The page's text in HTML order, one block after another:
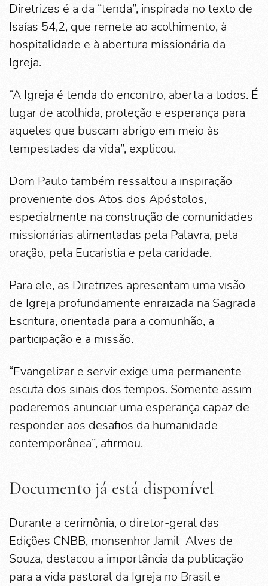
Diretrizes é a da “tenda”, inspirada no texto de
Isaías 54,2, que remete ao acolhimento, à
hospitalidade e à abertura missionária da
Igreja.
“A Igreja é tenda do encontro, aberta a todos. É
lugar de acolhida, proteção e esperança para
aqueles que buscam abrigo em meio às
tempestades da vida”, explicou.
Dom Paulo também ressaltou a inspiração
proveniente dos Atos dos Apóstolos,
especialmente na construção de comunidades
missionárias alimentadas pela Palavra, pela
oração, pela Eucaristia e pela caridade.
Para ele, as Diretrizes apresentam uma visão
de Igreja profundamente enraizada na Sagrada
Escritura, orientada para a comunhão, a
participação e a missão.
“Evangelizar e servir exige uma permanente
escuta dos sinais dos tempos. Somente assim
poderemos anunciar uma esperança capaz de
responder aos desafios da humanidade
contemporânea”, afirmou.
Documento já está disponível
Durante a cerimônia, o diretor-geral das
Edições CNBB, monsenhor Jamil Alves de
Souza, destacou a importância da publicação
para a vida pastoral da Igreja no Brasil e